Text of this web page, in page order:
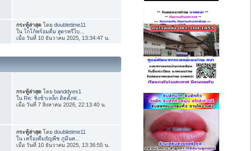
กระทู้ล่าสุด โดยdoubletime11
ในโกโก้พร้อมดื่ม สูตรพรีไบ...
เมื่อ วันที่ 10 ธันวาคม 2025, 13:34:47 น.
กระทู้ล่าสุด โดยbanddyes1
ใน Re: ชิงช้าเหล็ก ติดตั้งฟ...
เมื่อ วันที่ 7 สิงหาคม 2026, 22:13:40 น.
กระทู้ล่าสุด โดยdoubletime11
ในเครื่องดื่มธัญพืช ภูมีนค...
เมื่อ วันที่ 10 ธันวาคม 2025, 13:36:55 น.